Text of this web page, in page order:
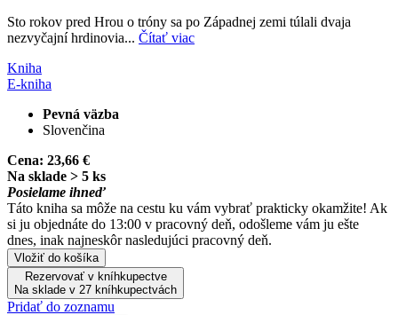
Sto rokov pred Hrou o tróny sa po Západnej zemi túlali dvaja
nezvyčajní hrdinovia... Čítať viac
Kniha
E-kniha
Pevná väzba
Slovenčina
Cena: 23,66 €
Na sklade > 5 ks
Posielame ihneď
Táto kniha sa môže na cestu ku vám vybrať prakticky okamžite! Ak
si ju objednáte do 13:00 v pracovný deň, odošleme vám ju ešte
dnes, inak najneskôr nasledujúci pracovný deň.
Vložiť do košíka
Rezervovať v kníhkupectve
Na sklade v 27 kníhkupectvách
Pridať do zoznamu